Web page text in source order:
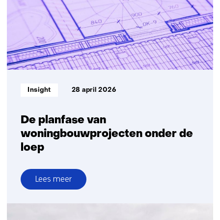
versnipperde
naar
gericht
bouwen
voor
De planfase van
woningbouwprojecten onder de
loep
Informatietype:
Insight 28 april 2026
Lees meer
over
De